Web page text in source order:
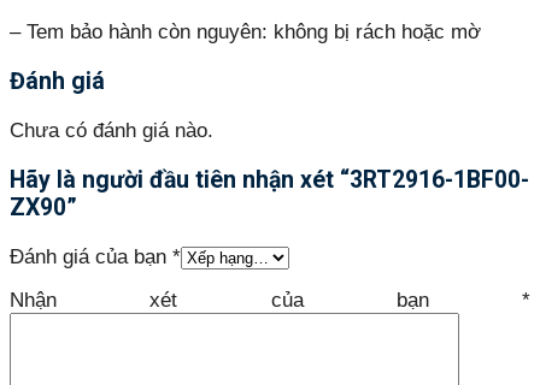
– Tem bảo hành còn nguyên: không bị rách hoặc mờ
Đánh giá
Chưa có đánh giá nào.
Hãy là người đầu tiên nhận xét “3RT2916-1BF00-
ZX90”
Đánh giá của bạn *
Nhận xét của bạn *